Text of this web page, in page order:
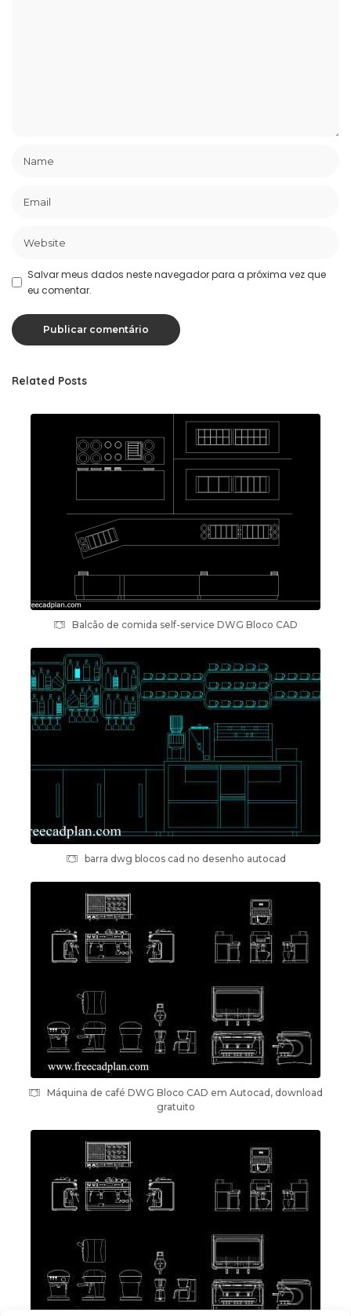
Salvar meus dados neste navegador para a próxima vez que
eu comentar.
Related Posts
Balcão de comida self-service DWG Bloco CAD
barra dwg blocos cad no desenho autocad
Máquina de café DWG Bloco CAD em Autocad, download
gratuito